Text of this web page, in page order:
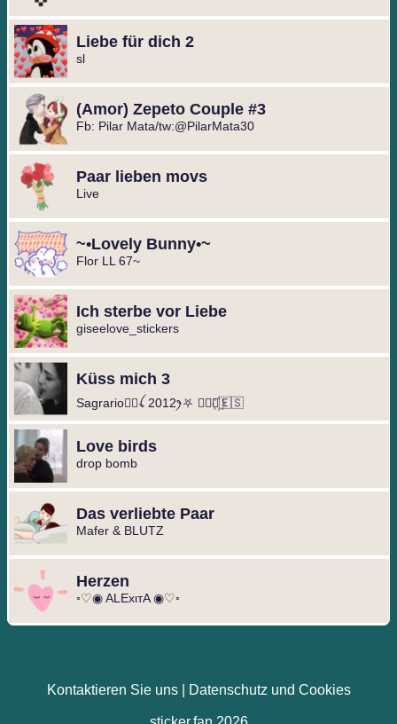
Liebe für dich 2
sl
(Amor) Zepeto Couple #3
Fb: Pilar Mata/tw:@PilarMata30
Paar lieben movs
Live
~•Lovely Bunny•~
Flor LL 67~
Ich sterbe vor Liebe
giseelove_stickers
Küss mich 3
Sagrario🦹‍♀️ꪶ 2012ꫂ⛧ ◐⃢⃟꙰🇪🇸
Love birds
drop bomb
Das verliebte Paar
Mafer & BLUTZ
Herzen
◦♡◉ ALExιтA ◉♡◦
Kontaktieren Sie uns Datenschutz und Cookies